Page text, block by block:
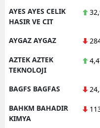
AYES AYES CELIK
HASIR VE CIT
AYGAZ AYGAZ
AZTEK AZTEK
TEKNOLOJI
BAGFS BAGFAS
BAHKM BAHADIR
KIMYA